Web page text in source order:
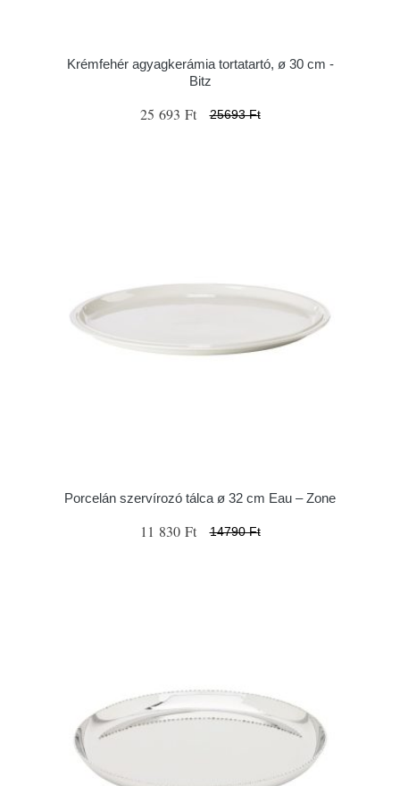
Krémfehér agyagkerámia tortatartó, ø 30 cm -
Bitz
25 693 Ft 25693 Ft
Porcelán szervírozó tálca ø 32 cm Eau – Zone
11 830 Ft 14790 Ft